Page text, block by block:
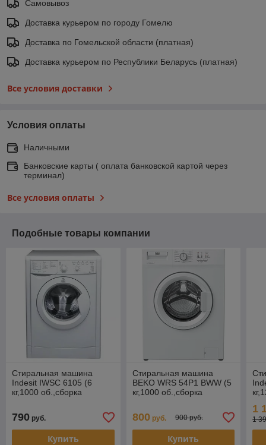
Самовывоз
Доставка курьером по городу Гомелю
Доставка по Гомельской области (платная)
Доставка курьером по Республики Беларусь (платная)
Все условия доставки
Условия оплаты
Наличными
Банковские карты ( оплата банковской картой через
терминал)
Все условия оплаты
Подобные товары компании
Стиральная машина
Indesit IWSC 6105 (6
кг,1000 об.,сборка
790 руб.
Купить
Стиральная машина
BEKO WRS 54P1 BWW (5
кг,1000 об.,сборка
800руб. 900 руб.
Купить
1
1